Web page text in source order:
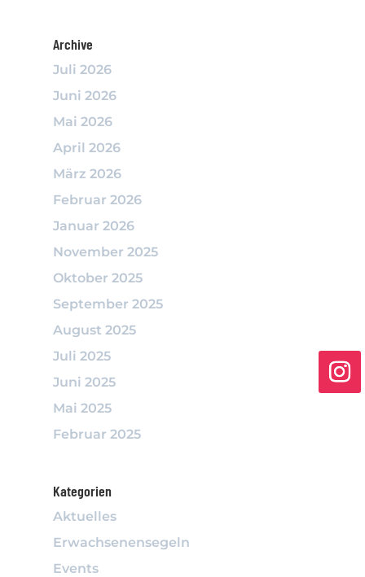
Archive
Juli 2026
Juni 2026
Mai 2026
April 2026
März 2026
Februar 2026
Januar 2026
November 2025
Oktober 2025
September 2025
August 2025
Juli 2025
Juni 2025
Mai 2025
Februar 2025
Kategorien
Aktuelles
Erwachsenensegeln
Events